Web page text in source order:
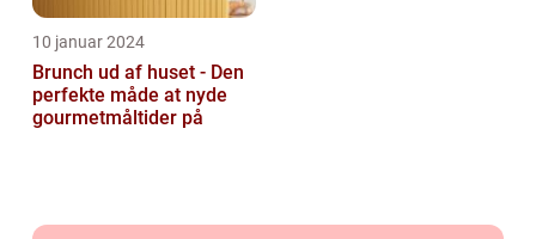
10 januar 2024
Brunch ud af huset - Den
perfekte måde at nyde
gourmetmåltider på